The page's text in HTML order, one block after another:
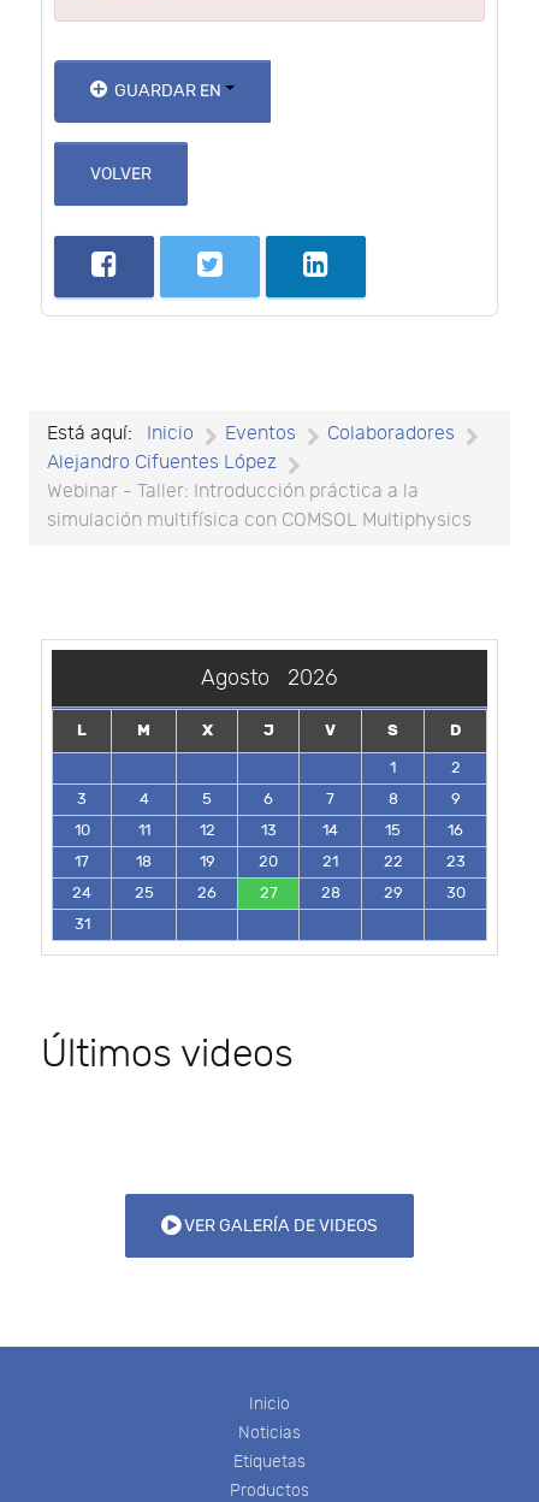
GUARDAR EN
VOLVER
Está aquí: Inicio Eventos
Colaboradores
Alejandro Cifuentes López
Webinar - Taller: Introducción práctica a la
simulación multifísica con COMSOL Multiphysics
Agosto 2026
L M X J V S
D
1
2
3
4 5 6 7 8
9
10
11 12 13 14 15
16
17
18 19 20 21 22
23
24
25 26 27 28 29
30
31
Últimos videos
VER GALERÍA DE VIDEOS
Inicio
Noticias
Etiquetas
Productos